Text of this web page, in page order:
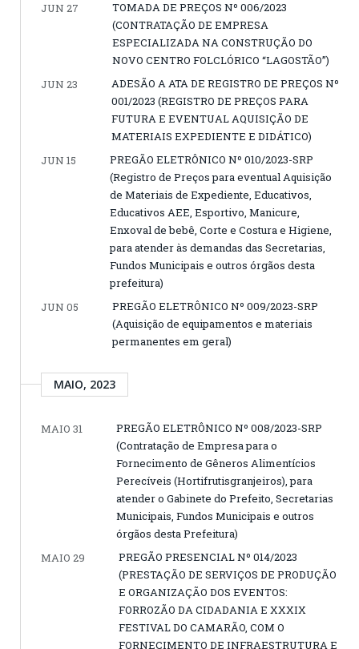
JUN 27
TOMADA DE PREÇOS Nº 006/2023
(CONTRATAÇÃO DE EMPRESA
ESPECIALIZADA NA CONSTRUÇÃO DO
NOVO CENTRO FOLCLÓRICO “LAGOSTÃO”)
JUN 23
ADESÃO A ATA DE REGISTRO DE PREÇOS Nº
001/2023 (REGISTRO DE PREÇOS PARA
FUTURA E EVENTUAL AQUISIÇÃO DE
MATERIAIS EXPEDIENTE E DIDÁTICO)
JUN 15
PREGÃO ELETRÔNICO Nº 010/2023-SRP
(Registro de Preços para eventual Aquisição
de Materiais de Expediente, Educativos,
Educativos AEE, Esportivo, Manicure,
Enxoval de bebê, Corte e Costura e Higiene,
para atender às demandas das Secretarias,
Fundos Municipais e outros órgãos desta
prefeitura)
JUN 05
PREGÃO ELETRÔNICO Nº 009/2023-SRP
(Aquisição de equipamentos e materiais
permanentes em geral)
MAIO, 2023
MAIO 31
PREGÃO ELETRÔNICO Nº 008/2023-SRP
(Contratação de Empresa para o
Fornecimento de Gêneros Alimentícios
Perecíveis (Hortifrutisgranjeiros), para
atender o Gabinete do Prefeito, Secretarias
Municipais, Fundos Municipais e outros
órgãos desta Prefeitura)
MAIO 29
PREGÃO PRESENCIAL Nº 014/2023
(PRESTAÇÃO DE SERVIÇOS DE PRODUÇÃO
E ORGANIZAÇÃO DOS EVENTOS:
FORROZÃO DA CIDADANIA E XXXIX
FESTIVAL DO CAMARÃO, COM O
FORNECIMENTO DE INFRAESTRUTURA E